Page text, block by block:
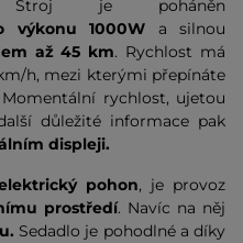
je poháněn
výkonu 1000W a silnou
až 45 km. Rychlost má
h, mezi kterými přepínáte
rychlost, ujetou
důležité informace pak
displeji.
pohon, je provoz
prostředí. Navíc na něj
Sedadlo je pohodlné a díky